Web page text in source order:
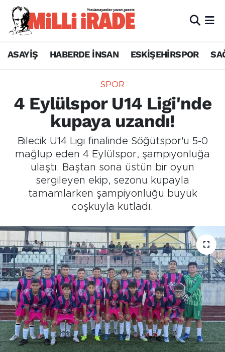
ASAYİŞ HABERDE İNSAN ESKİŞEHİRSPOR
SPOR
4 Eylülspor U14 Ligi'nde
kupaya uzandı!
Bilecik U14 Ligi finalinde Söğütspor'u 5-0
mağlup eden 4 Eylülspor, şampiyonluğa
ulaştı. Baştan sona üstün bir oyun
sergileyen ekip, sezonu kupayla
tamamlarken şampiyonluğu büyük
coşkuyla kutladı.